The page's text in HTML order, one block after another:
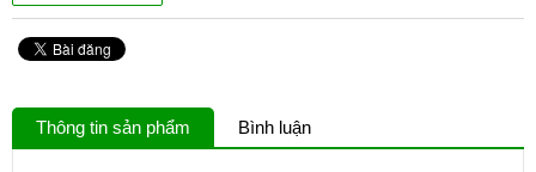
Thông tin sản phẩm Bình luận